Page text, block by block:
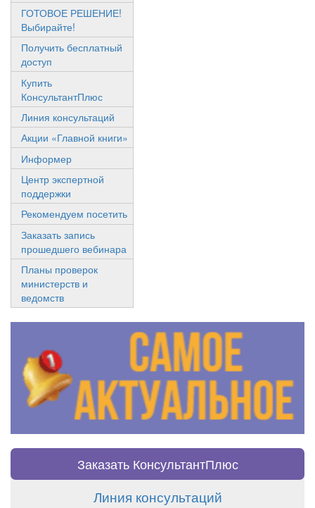
ГОТОВОЕ РЕШЕНИЕ!
Выбирайте!
Получить бесплатный
доступ
Купить
КонсультантПлюс
Линия консультаций
Акции «Главной книги»
Информер
Центр экспертной
поддержки
Рекомендуем посетить
Заказать запись
прошедшего вебинара
Планы проверок
министерств и
ведомств
Заказать КонсультантПлюс
Линия консультаций